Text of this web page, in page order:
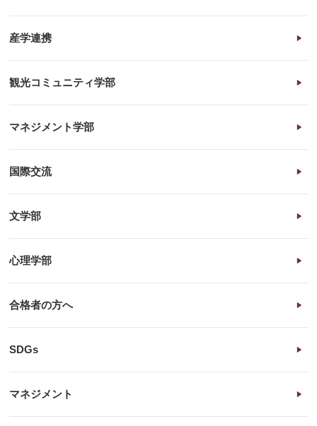
産学連携
観光コミュニティ学部
マネジメント学部
国際交流
文学部
心理学部
合格者の方へ
SDGs
マネジメント